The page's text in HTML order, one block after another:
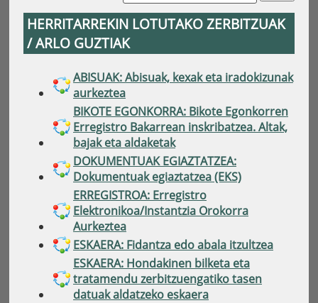
HERRITARREKIN LOTUTAKO ZERBITZUAK
/ ARLO GUZTIAK
ABISUAK: Abisuak, kexak eta iradokizunak
aurkeztea
BIKOTE EGONKORRA: Bikote Egonkorren
Erregistro Bakarrean inskribatzea. Altak,
bajak eta aldaketak
DOKUMENTUAK EGIAZTATZEA:
Dokumentuak egiaztatzea (EKS)
ERREGISTROA: Erregistro
Elektronikoa/Instantzia Orokorra
Aurkeztea
ESKAERA: Fidantza edo abala itzultzea
ESKAERA: Hondakinen bilketa eta
tratamendu zerbitzuengatiko tasen
datuak aldatzeko eskaera